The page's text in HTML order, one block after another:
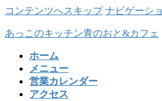
コンテンツへスキップ ナビゲーシ
あっこのキッチン青のおと&カフェ
ホーム
メニュー
営業カレンダー
アクセス